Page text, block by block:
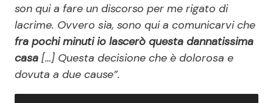
son qui a fare un discorso per me rigato di
lacrime. Ovvero sia, sono qui a comunicarvi che
fra pochi minuti io lascerò questa dannatissima
casa […] Questa decisione che è dolorosa e
dovuta a due cause”.